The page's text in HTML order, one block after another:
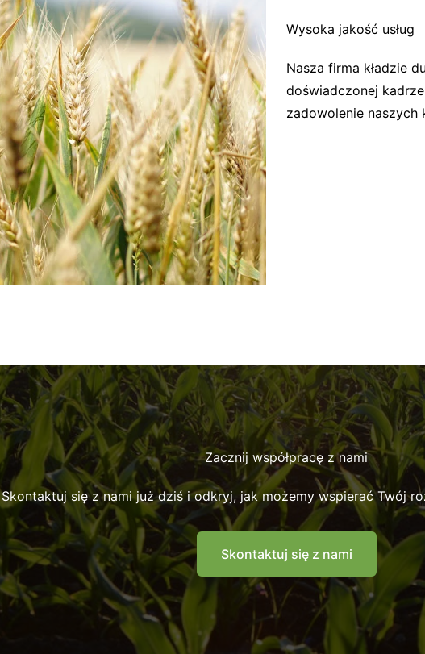
Wysoka jakość usług
Nasza firma kładzie
doświadczonej
zadowolenie naszych
Zacznij współpracę z nami
Skontaktuj się z nami już dziś i odkryj, jak możemy wspierać Twój
Skontaktuj się z nami